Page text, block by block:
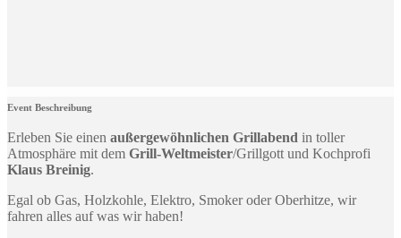
Event Beschreibung
Erleben Sie einen außergewöhnlichen Grillabend in toller
Atmosphäre mit dem Grill-Weltmeister/Grillgott und Kochprofi
Klaus Breinig.
Egal ob Gas, Holzkohle, Elektro, Smoker oder Oberhitze, wir
fahren alles auf was wir haben!